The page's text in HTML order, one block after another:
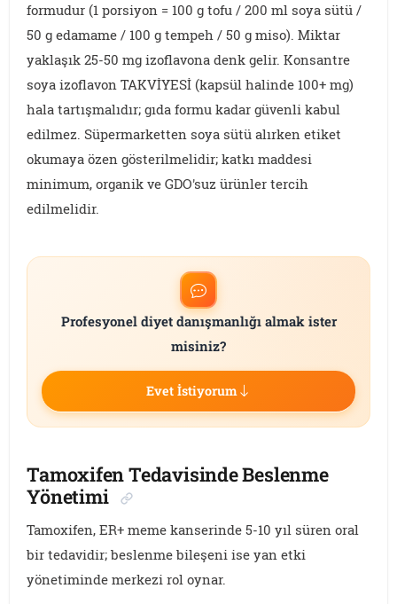
formudur (1 porsiyon = 100 g tofu / 200 ml soya sütü /
50 g edamame / 100 g tempeh / 50 g miso). Miktar
yaklaşık 25-50 mg izoflavona denk gelir. Konsantre
soya izoflavon TAKVİYESİ (kapsül halinde 100+ mg)
hala tartışmalıdır; gıda formu kadar güvenli kabul
edilmez. Süpermarketten soya sütü alırken etiket
okumaya özen gösterilmelidir; katkı maddesi
minimum, organik ve GDO'suz ürünler tercih
edilmelidir.
Profesyonel diyet danışmanlığı almak ister
misiniz?
Evet İstiyorum
Tamoxifen Tedavisinde Beslenme
Yönetimi
Tamoxifen, ER+ meme kanserinde 5-10 yıl süren oral
bir tedavidir; beslenme bileşeni ise yan etki
yönetiminde merkezi rol oynar.